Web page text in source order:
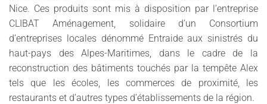
Nice. Ces produits sont mis à disposition par l’entreprise
CLIBAT Aménagement, solidaire d’un Consortium
d’entreprises locales dénommé Entraide aux sinistrés du
haut-pays des Alpes-Maritimes, dans le cadre de la
reconstruction des bâtiments touchés par la tempête Alex
tels que les écoles, les commerces de proximité, les
restaurants et d’autres types d’établissements de la région.